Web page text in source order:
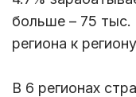
больше – 75
региона к
В 6 регионах